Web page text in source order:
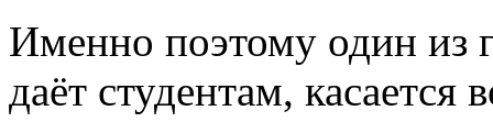
Именно поэтому один из
даёт студентам, касается